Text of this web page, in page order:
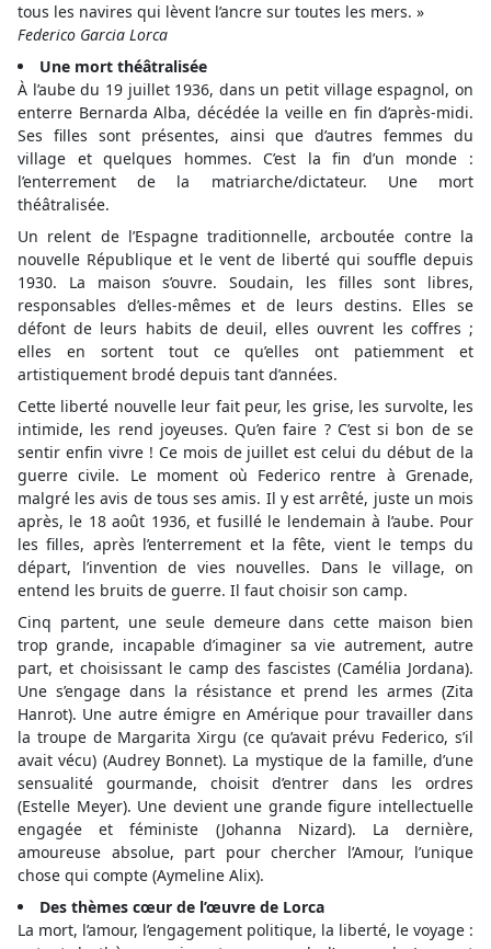
tous les navires qui lèvent l’ancre sur toutes les mers. »
Federico Garcia Lorca
Une mort théâtralisée
À l’aube du 19 juillet 1936, dans un petit village espagnol, on
enterre Bernarda Alba, décédée la veille en fin d’après-midi.
Ses filles sont présentes, ainsi que d’autres femmes du
village et quelques hommes. C’est la fin d’un monde :
l’enterrement de la matriarche/dictateur. Une mort
théâtralisée.
Un relent de l’Espagne traditionnelle, arcboutée contre la
nouvelle République et le vent de liberté qui souffle depuis
1930. La maison s’ouvre. Soudain, les filles sont libres,
responsables d’elles-mêmes et de leurs destins. Elles se
défont de leurs habits de deuil, elles ouvrent les coffres ;
elles en sortent tout ce qu’elles ont patiemment et
artistiquement brodé depuis tant d’années.
Cette liberté nouvelle leur fait peur, les grise, les survolte, les
intimide, les rend joyeuses. Qu’en faire ? C’est si bon de se
sentir enfin vivre ! Ce mois de juillet est celui du début de la
guerre civile. Le moment où Federico rentre à Grenade,
malgré les avis de tous ses amis. Il y est arrêté, juste un mois
après, le 18 août 1936, et fusillé le lendemain à l’aube. Pour
les filles, après l’enterrement et la fête, vient le temps du
départ, l’invention de vies nouvelles. Dans le village, on
entend les bruits de guerre. Il faut choisir son camp.
Cinq partent, une seule demeure dans cette maison bien
trop grande, incapable d’imaginer sa vie autrement, autre
part, et choisissant le camp des fascistes (Camélia Jordana).
Une s’engage dans la résistance et prend les armes (Zita
Hanrot). Une autre émigre en Amérique pour travailler dans
la troupe de Margarita Xirgu (ce qu’avait prévu Federico, s’il
avait vécu) (Audrey Bonnet). La mystique de la famille, d’une
sensualité gourmande, choisit d’entrer dans les ordres
(Estelle Meyer). Une devient une grande figure intellectuelle
engagée et féministe (Johanna Nizard). La dernière,
amoureuse absolue, part pour chercher l’Amour, l’unique
chose qui compte (Aymeline Alix).
Des thèmes cœur de l’œuvre de Lorca
La mort, l’amour, l’engagement politique, la liberté, le voyage :